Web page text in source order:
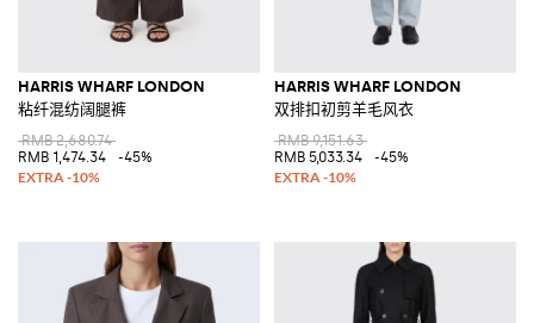
HARRIS WHARF LONDON
粘纤混纺阔腿裤
RMB 2,680.74
RMB 1,474.34
-45%
HARRIS WHARF LONDON
双排扣初剪羊毛风衣
RMB 9,151.63
RMB 5,033.34
-45%